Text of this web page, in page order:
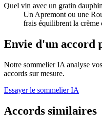
Quel vin avec un gratin
Un Apremont ou une
frais équilibrent la crème
Envie d'un accord
Notre sommelier IA analyse
accords sur mesure.
Essayer le sommelier IA
Accords similaires